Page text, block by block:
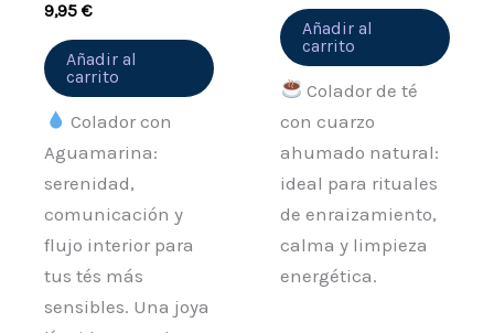
9,95€
Añadir al
carrito
Colador con
Aguamarina:
serenidad,
comunicación y
flujo interior para
tus tés más
sensibles. Una joya
Añadir al
carrito
Colador de té
con cuarzo
ahumado natural:
ideal para rituales
de enraizamiento,
calma y limpieza
energética.